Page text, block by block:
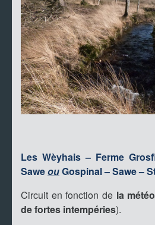
Les Wèyhais – Ferme
SaweouGospinal – Sawe –
Circuit en fonction de la météo
de fortes intempéries).